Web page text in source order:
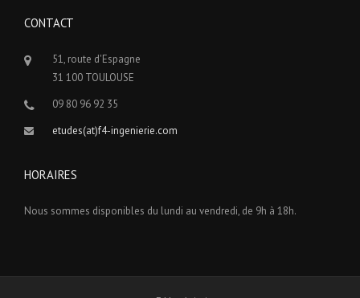
CONTACT
51, route d'Espagne
31 100 TOULOUSE
09 80 96 92 35
etudes(at)f4-ingenierie.com
HORAIRES
Nous sommes disponibles du lundi au vendredi, de 9h à 18h.